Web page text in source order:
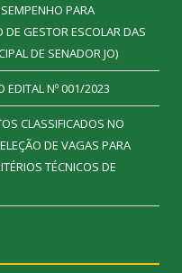
PARA
GESTOR ESCOLAR DAS
DE SENADOR JO)
EDITAL Nº 001/2023
CLASSIFICADOS NO
DE VAGAS PARA
TÉCNICOS DE